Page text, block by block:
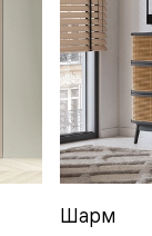
Шарм